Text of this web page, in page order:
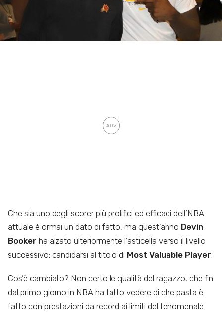
Che sia uno degli scorer più prolifici ed efficaci dell’NBA
attuale è ormai un dato di fatto, ma quest’anno Devin
Booker ha alzato ulteriormente l’asticella verso il livello
successivo: candidarsi al titolo di Most Valuable Player
Cos’è cambiato? Non certo le qualità del ragazzo, che fin
dal primo giorno in NBA ha fatto vedere di che pasta è
fatto con prestazioni da record ai limiti del fenomenale.